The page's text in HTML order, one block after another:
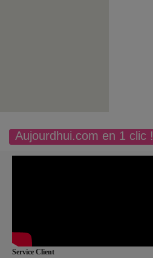
Aujourdhui.com en 1 clic !
Service Client